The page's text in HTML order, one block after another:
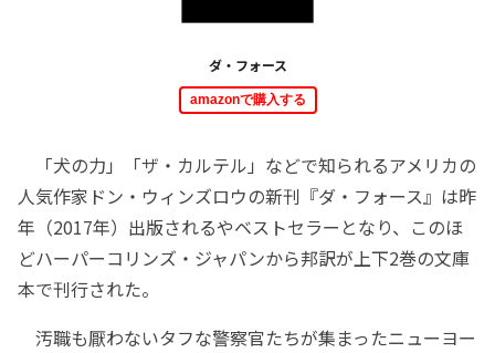
ダ・フォース
amazonで購入する
「犬の力」「ザ・カルテル」などで知られるアメリカの
人気作家ドン・ウィンズロウの新刊『ダ・フォース』は昨
年（2017年）出版されるやベストセラーとなり、このほ
どハーパーコリンズ・ジャパンから邦訳が上下2巻の文庫
本で刊行された。
汚職も厭わないタフな警察官たちが集まったニューヨー